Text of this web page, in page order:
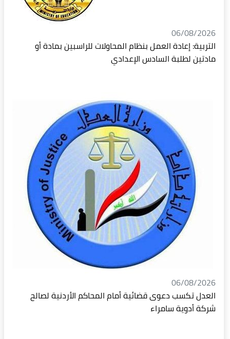
06/08/2026
التربية: إعادة العمل بنظام المحاولات للراسبين بمادة أو
مادتين لطلبة السادس الإعدادي
06/08/2026
العدل تكسب دعوى قضائية أمام المحاكم الأردنية لصالح
شركة أدوية سامراء